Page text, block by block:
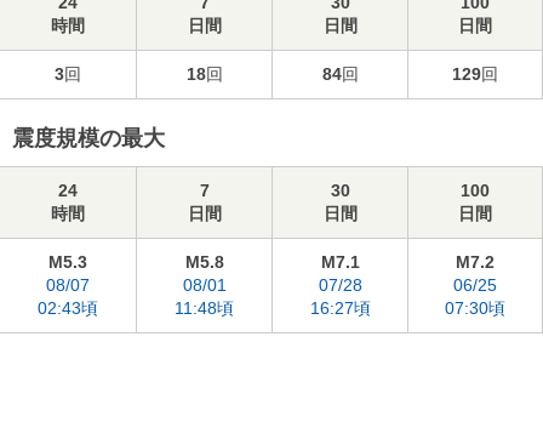
時間
日間
日間
日間
3回 18回 84回 129回
震度規模の最大
24
時間
7
日間
30
日間
100
日間
M5.3
08/07
02:43頃
M5.8
08/01
11:48頃
M7.1
07/28
16:27頃
M7.2
06/25
07:30頃